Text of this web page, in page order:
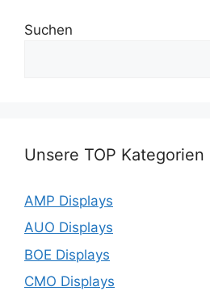
Suchen
Unsere TOP Kategorien
AMP Displays
AUO Displays
BOE Displays
CMO Displays